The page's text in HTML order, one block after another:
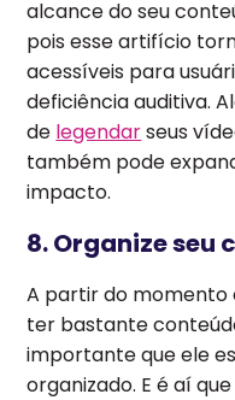
alcance do seu
pois esse artifício
acessíveis para
deficiência auditiva.
de legendarseus
também pode
impacto.
8. Organize
A partir do momento
ter bastante
importante que ele
organizado. E é aí